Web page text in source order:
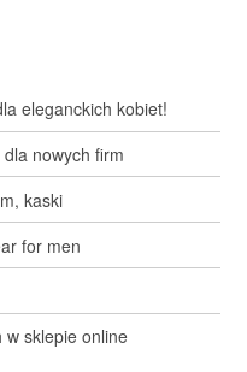
eleganckich kobiet!
nowych firm
kaski
for men
w sklepie online